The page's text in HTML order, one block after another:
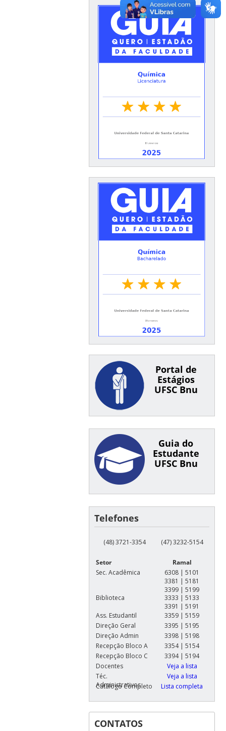
Portal de
Estágios
UFSC Bnu
Guia do
Estudante
UFSC Bnu
Telefones
(48) 3721-3354 (47) 3232-5154
Setor
Ramal
Sec. Acadêmica
6308 | 5101
3381 | 5181
3399 | 5199
Biblioteca
3333 | 5133
3391 | 5191
Ass. Estudantil
3359 | 5159
Direção Geral
3395 | 5195
Direção Admin
3398 | 5198
Recepção Bloco A
3354 | 5154
Recepção Bloco C
3394 | 5194
Docentes
Veja a lista
Téc.
Administrativos
Veja a lista
Catálogo Completo
Lista completa
CONTATOS